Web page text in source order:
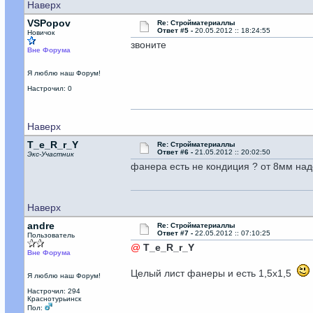
Наверх
VSPopov
Новичок
Вне Форума
Я люблю наш Форум!
Настрочил: 0
Re: Стройматериаллы
Ответ #5 - 20.05.2012 :: 18:24:55
звоните
Наверх
T_e_R_r_Y
Экс-Участник
Re: Стройматериаллы
Ответ #6 - 21.05.2012 :: 20:02:50
фанера есть не кондиция ? от 8мм
Наверх
andre
Пользователь
Вне Форума
Я люблю наш Форум!
Настрочил: 294
Краснотурьинск
Пол:
Re: Стройматериаллы
Ответ #7 - 22.05.2012 :: 07:10:25
@ T_e_R_r_Y
Целый лист фанеры и есть 1,5х1,5